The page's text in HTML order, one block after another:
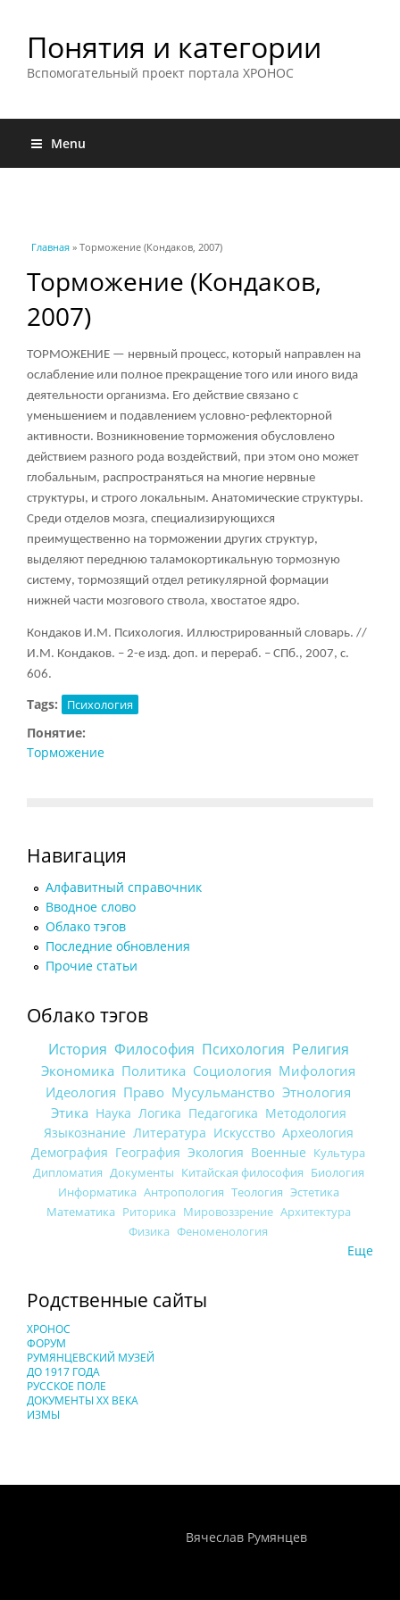
Понятия и категории
Вспомогательный проект портала ХРОНОС
Menu
Вы здесь
Главная » Торможение (Кондаков, 2007)
Торможение (Кондаков,
2007)
ТОРМОЖЕНИЕ — нервный процесс, который направлен на
ослабление или полное прекращение того или иного вида
деятельности организма. Его действие связано с
уменьшением и подавлением условно-рефлекторной
активности. Возникновение торможения обусловлено
действием разного рода воздействий, при этом оно может
глобальным, распространяться на многие нервные
структуры, и строго локальным. Анатомические структуры.
Среди отделов мозга, специализирующихся
преимущественно на торможении других структур,
выделяют переднюю таламокортикальную тормозную
систему, тормозящий отдел ретикулярной формации
нижней части мозгового ствола, хвостатое ядро.
Кондаков И.М. Психология. Иллюстрированный словарь. //
И.М. Кондаков. – 2-е изд. доп. и перераб. – СПб., 2007, с.
606.
Tags: Психология
Понятие:
Торможение
Навигация
Алфавитный справочник
Вводное слово
Облако тэгов
Последние обновления
Прочие статьи
Облако тэгов
История Философия Психология Религия
Экономика Политика Социология Мифология
Идеология Право Мусульманство Этнология
Этика Наука Логика Педагогика Методология
Языкознание Литература Искусство Археология
Демография География Экология Военные Культура
Дипломатия Документы Китайская философия Биология
Информатика Антропология Теология Эстетика
Математика Риторика Мировоззрение Архитектура
Физика Феноменология
Еще
Родственные сайты
ХРОНОС
ФОРУМ
РУМЯНЦЕВСКИЙ МУЗЕЙ
ДО 1917 ГОДА
РУССКОЕ ПОЛЕ
ДОКУМЕНТЫ XX ВЕКА
ИЗМЫ
Вячеслав Румянцев